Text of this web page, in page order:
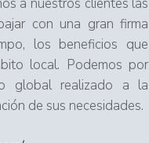
a nuestros clientes las
con una gran firma
los beneficios que
local. Podemos por
global realizado a la
de sus necesidades.